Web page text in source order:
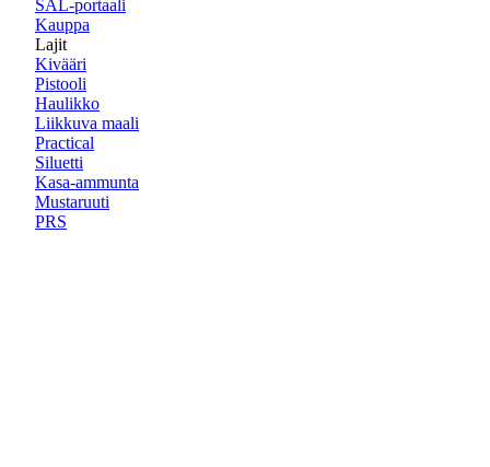
SAL-portaali
Kauppa
Lajit
Kivääri
Pistooli
Haulikko
Liikkuva maali
Practical
Siluetti
Kasa-ammunta
Mustaruuti
PRS